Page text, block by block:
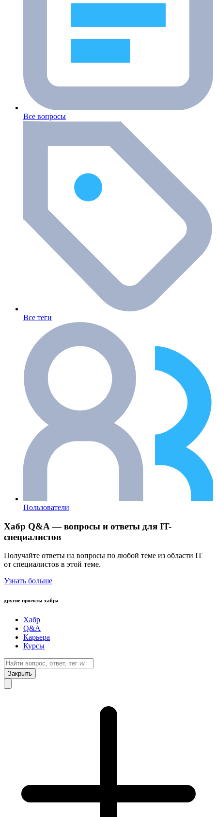
Все вопросы
Все теги
Пользователи
Хабр Q&A — вопросы и ответы для IT-
специалистов
Получайте ответы на вопросы по любой теме из области IT
от специалистов в этой теме.
Узнать больше
другие проекты хабра
Хабр
Q&A
Карьера
Курсы
Закрыть